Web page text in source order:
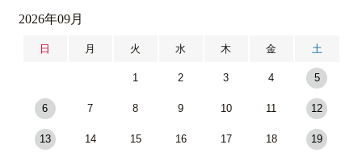
2026年09月
日 月 火 水 木 金 土
1 2 3 4 5
6 7 8 9 10 11 12
13 14 15 16 17 18 19